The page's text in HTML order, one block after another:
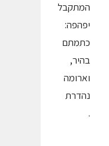
המתקבל
יפהפה:
כתמתם
בהיר,
וארומה
נהדרת
.